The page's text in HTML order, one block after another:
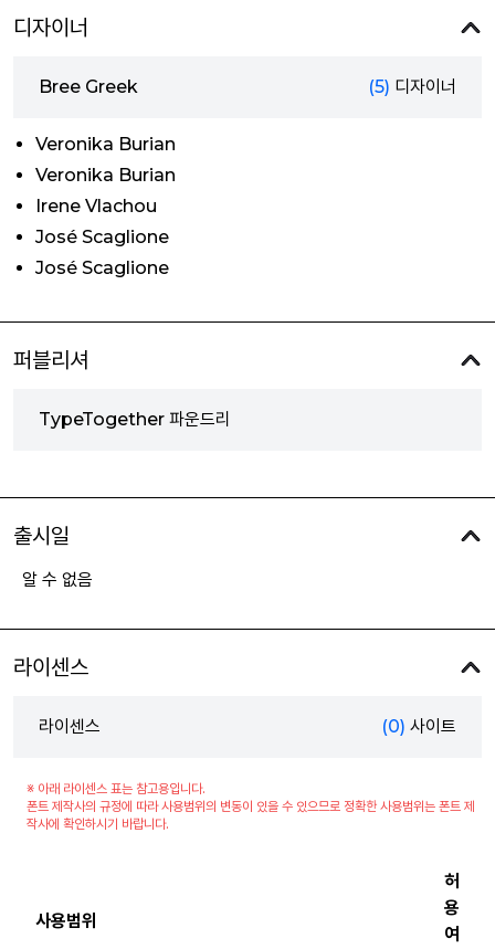
디자이너
Bree Greek (5) 디자이너
Veronika Burian
Veronika Burian
Irene Vlachou
José Scaglione
José Scaglione
퍼블리셔
TypeTogether 파운드리
출시일
알 수 없음
라이센스
라이센스 (0) 사이트
※ 아래 라이센스 표는 참고용입니다.
폰트 제작사의 규정에 따라 사용범위의 변동이 있을 수 있으므로 정확한 사용범위는 폰트 제
작사에 확인하시기 바랍니다.
사용범위
허
용
여